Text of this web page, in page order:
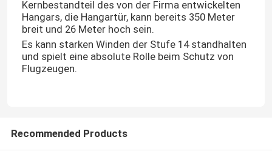
Kernbestandteil des von der Firma entwickelten
Hangars, die Hangartür, kann bereits 350 Meter
breit und 26 Meter hoch sein.
Es kann starken Winden der Stufe 14 standhalten
und spielt eine absolute Rolle beim Schutz von
Flugzeugen.
Recommended Products